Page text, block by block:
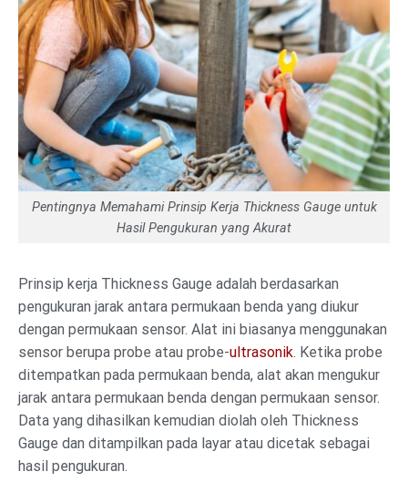
Pentingnya Memahami Prinsip Kerja Thickness Gauge untuk
Hasil Pengukuran yang Akurat
Prinsip kerja Thickness Gauge adalah berdasarkan
pengukuran jarak antara permukaan benda yang diukur
dengan permukaan sensor. Alat ini biasanya menggunakan
sensor berupa probe atau probe-ultrasonik. Ketika probe
ditempatkan pada permukaan benda, alat akan mengukur
jarak antara permukaan benda dengan permukaan sensor.
Data yang dihasilkan kemudian diolah oleh Thickness
Gauge dan ditampilkan pada layar atau dicetak sebagai
hasil pengukuran.